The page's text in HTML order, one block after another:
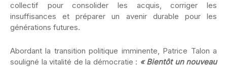
collectif pour consolider les acquis, corriger les
insuffisances et préparer un avenir durable pour les
générations futures.
Abordant la transition politique imminente, Patrice Talon a
souligné la vitalité de la démocratie : « Bientôt un nouveau